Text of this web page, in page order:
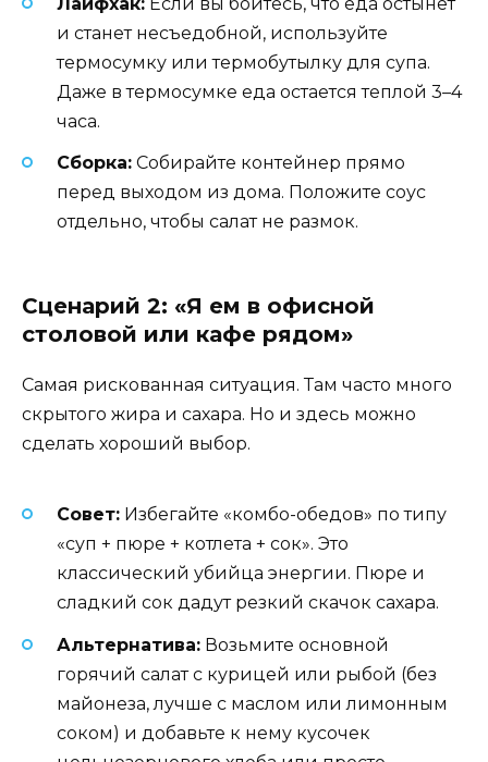
и станет несъедобной, используйте
термосумку или термобутылку для супа.
Даже в термосумке еда остается теплой 3–4
часа.
Сборка: Собирайте контейнер прямо
перед выходом из дома. Положите соус
отдельно, чтобы салат не размок.
Сценарий 2: «Я ем в офисной
столовой или кафе рядом»
Самая рискованная ситуация. Там часто много
скрытого жира и сахара. Но и здесь можно
сделать хороший выбор.
Совет: Избегайте «комбо-обедов» по типу
«суп + пюре + котлета + сок». Это
классический убийца энергии. Пюре и
сладкий сок дадут резкий скачок сахара.
Альтернатива: Возьмите основной
горячий салат с курицей или рыбой (без
майонеза, лучше с маслом или лимонным
соком) и добавьте к нему кусочек